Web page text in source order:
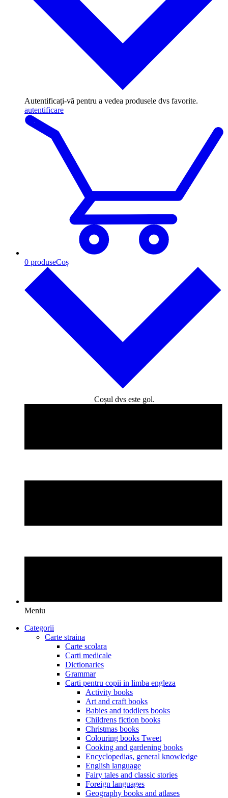
Autentificați-vă pentru a vedea produsele dvs favorite.
autentificare
0 produseCoș
Coșul dvs este gol.
Meniu
Categorii
Carte straina
Carte scolara
Carti medicale
Dictionaries
Grammar
Carti pentru copii in limba engleza
Activity books
Art and craft books
Babies and toddlers books
Childrens fiction books
Christmas books
Colouring books Tweet
Cooking and gardening books
Encyclopedias, general knowledge
English language
Fairy tales and classic stories
Foreign languages
Geography books and atlases